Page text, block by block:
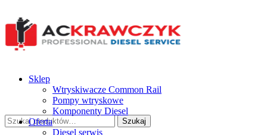
Szukaj: Szukaj
Sklep
Wtryskiwacze Common Rail
Pompy wtryskowe
Komponenty Diesel
Oferta
Diesel serwis